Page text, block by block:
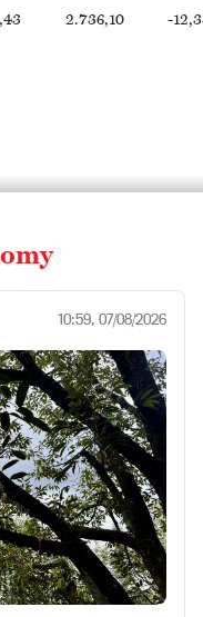
2.736,10 -
10:59, 07/08/2026